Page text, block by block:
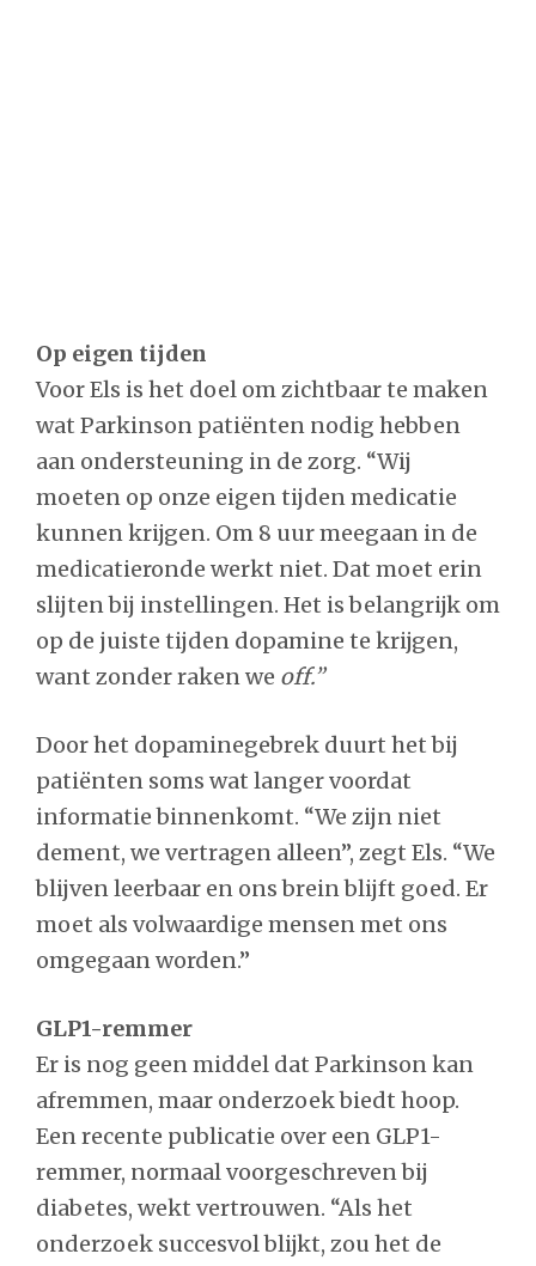
Op eigen tijden
Voor Els is het doel om zichtbaar te maken
wat Parkinson patiënten nodig hebben
aan ondersteuning in de zorg. “Wij
moeten op onze eigen tijden medicatie
kunnen krijgen. Om 8 uur meegaan in de
medicatieronde werkt niet. Dat moet erin
slijten bij instellingen. Het is belangrijk om
op de juiste tijden dopamine te krijgen,
want zonder raken we off.”
Door het dopaminegebrek duurt het bij
patiënten soms wat langer voordat
informatie binnenkomt. “We zijn niet
dement, we vertragen alleen”, zegt Els. “We
blijven leerbaar en ons brein blijft goed. Er
moet als volwaardige mensen met ons
omgegaan worden.”
GLP1-remmer
Er is nog geen middel dat Parkinson kan
afremmen, maar onderzoek biedt hoop.
Een recente publicatie over een GLP1-
remmer, normaal voorgeschreven bij
diabetes, wekt vertrouwen. “Als het
onderzoek succesvol blijkt, zou het de